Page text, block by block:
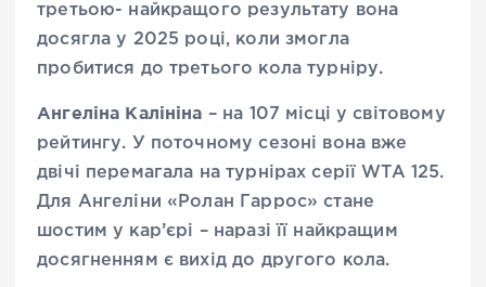
третьою- найкращого результату вона
досягла у 2025 році, коли змогла
пробитися до третього кола турніру.
Ангеліна Калініна – на 107 місці у світовому
рейтингу. У поточному сезоні вона вже
двічі перемагала на турнірах серії WTA 125.
Для Ангеліни «Ролан Гаррос» стане
шостим у кар’єрі – наразі її найкращим
досягненням є вихід до другого кола.